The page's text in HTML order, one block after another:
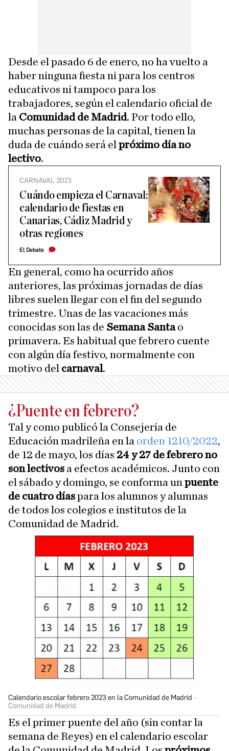
Desde el pasado 6 de enero, no ha vuelto a
haber ninguna fiesta ni para los centros
educativos ni tampoco para los
trabajadores, según el calendario oficial de
la Comunidad de Madrid. Por todo ello,
muchas personas de la capital, tienen la
duda de cuándo será el próximo día no
lectivo.
CARNAVAL 2023
Cuándo empieza el Carnaval:
calendario de fiestas en
Canarias, Cádiz Madrid y
otras regiones
El Debate
En general, como ha ocurrido años
anteriores, las próximas jornadas de días
libres suelen llegar con el fin del segundo
trimestre. Unas de las vacaciones más
conocidas son las de Semana Santao
primavera. Es habitual que febrero cuente
con algún día festivo, normalmente con
motivo del carnaval.
¿Puente en febrero?
Tal y como publicó la Consejería de
Educación madrileña en la orden 1210/2022,
de 12 de mayo, los días 24 y 27 de febrero no
son lectivos a efectos académicos. Junto con
el sábado y domingo, se conforma un puente
de cuatro díaspara los alumnos y alumnas
de todos los colegios e institutos de la
Comunidad de Madrid.
Calendario escolar febrero 2023 en la Comunidad de Madrid
Comunidad de Madrid
Es el primer puente del año (sin contar la
semana de Reyes) en el calendario escolar